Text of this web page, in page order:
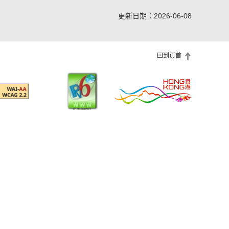
更新日期：2026-06-08
回到頁首